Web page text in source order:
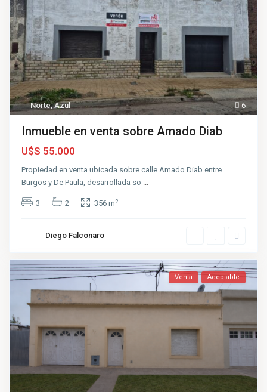
6
Norte,Azul
Inmueble en venta sobre Amado Diab
U$S 55.000
Propiedad en venta ubicada sobre calle Amado Diab entre
Burgos y De Paula, desarrollada so ...
3 2 356 m2
Diego Falconaro
Venta Aceptable